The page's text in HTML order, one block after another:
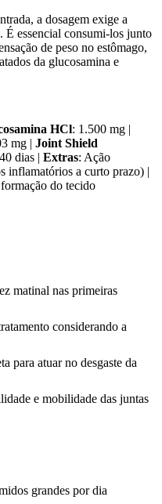
a dosagem exige a
É essencial consumi-los junto
de peso no estômago,
da glucosamina e
HCl: 1.500 mg |
mg | Joint Shield
dias | Extras: Ação
inflamatórios a curto prazo) |
do tecido
matinal nas primeiras
considerando a
para atuar no desgaste da
e mobilidade das juntas
grandes por dia